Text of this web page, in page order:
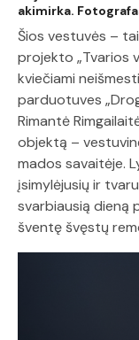
akimirka.
Šios vestuvės –
projekto „Tvarios
kviečiami
parduotuves
Rimantė
objektą –
mados savaitėje.
įsimylėjusių ir
svarbiausią dieną
šventę švęstų